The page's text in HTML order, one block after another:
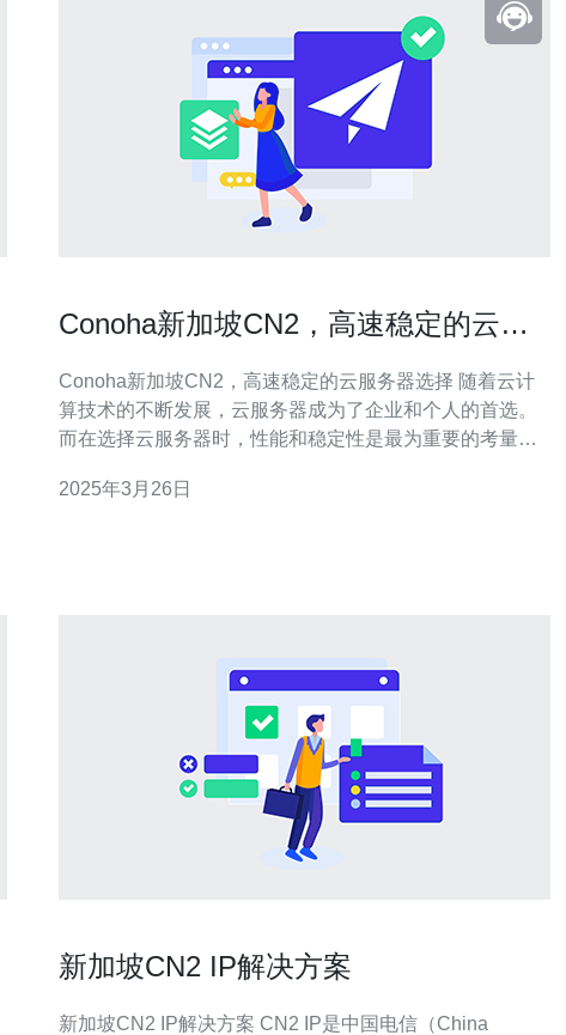
Conoha新加坡CN2，高速稳定的云服
Conoha新加坡CN2，高速稳定的云服务器选择 随着云计
算技术的不断发展，云服务器成为了企业和个人的首选。
而在选择云服务器时，性能和稳定性是最为重要的考量因
颖而出，成为了用户的首选。 Conoha新加坡CN2云服务
2025年3月26日
新加坡CN2 IP解决方案
新加坡CN2 IP解决方案 CN2 IP是中国电信（China